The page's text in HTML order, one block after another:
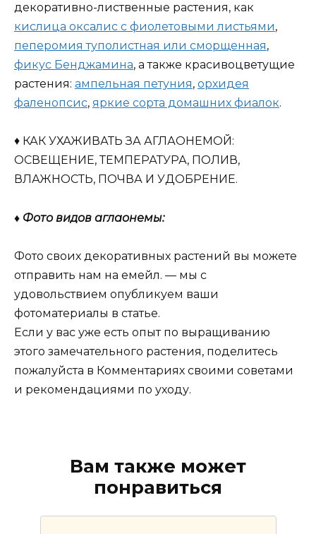
декоративно-лиственные растения, как
кислица оксалис с фиолетовыми листьями,
пеперомия туполистная или сморщенная,
фикус Бенджамина, а также красивоцветущие
растения: ампельная петуния, орхидея
фаленопсис, яркие сорта домашних фиалок.
♦ КАК УХАЖИВАТЬ ЗА АГЛАОНЕМОЙ:
ОСВЕЩЕНИЕ, ТЕМПЕРАТУРА, ПОЛИВ,
ВЛАЖНОСТЬ, ПОЧВА И УДОБРЕНИЕ.
♦ Фото видов аглаонемы:
Фото своих декоративных растений вы можете
отправить нам на емейл. — мы с
удовольствием опубликуем ваши
фотоматериалы в статье.
Если у вас уже есть опыт по выращиванию
этого замечательного растения, поделитесь
пожалуйста в Комментариях своими советами
и рекомендациями по уходу.
Вам также может
понравиться